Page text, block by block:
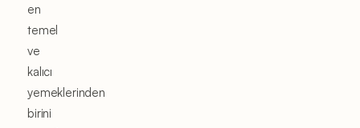
en
temel
ve
kalıcı
yemeklerinden
birini